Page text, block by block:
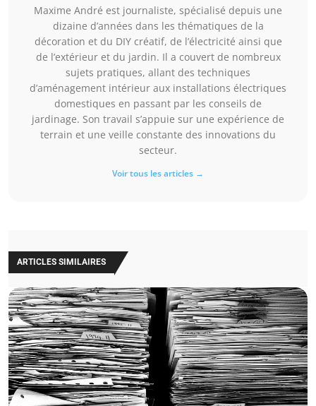
Maxime André est journaliste, spécialisé depuis une
dizaine d’années dans les thématiques de la
décoration et du DIY créatif, de l’électricité ainsi que
de l’extérieur et du jardin. Il a couvert de nombreux
sujets pratiques, allant des techniques
d’aménagement intérieur aux installations électriques
domestiques en passant par les conseils de
jardinage. Son travail s’appuie sur une expérience de
terrain et une veille constante des innovations du
secteur.
Voir tous les articles →
ARTICLES SIMILAIRES